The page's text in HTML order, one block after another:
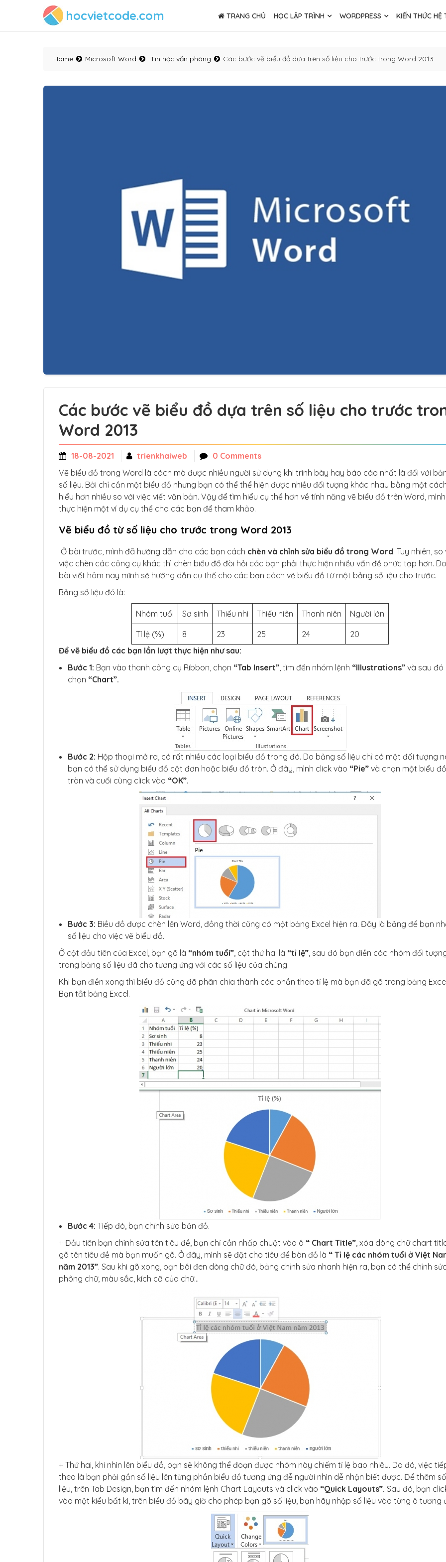
hocvietcode.com TRANG CHỦ HỌC LẬP TRÌNH WORDPRESS KIẾN THỨC HỆ
Home Microsoft Word Tin học văn phòng Các bước vẽ biểu đồ dựa trên số liệu cho trước trong Word 2013
Các bước vẽ biểu đồ dựa trên số liệu cho trước
Word 2013
18-08-2021 trienkhaiweb
0 Comments
Vẽ biểu đồ trong Word là cách mà được nhiều người sử dụng khi trình bày hay báo cáo nhất là đối với
số liệu. Bởi chỉ cần một biểu đồ nhưng bạn có thể thể hiện được nhiều đối tượng khác nhau bằng một
hiểu hơn nhiều so với việc viết văn bản. Vậy để tìm hiểu cụ thể hơn về tính năng vẽ biểu đồ trên Word,
thực hiện một ví dụ cụ thể cho các bạn để tham khảo.
Vẽ biểu đồ từ số liệu cho trước trong Word 2013
Ở bài trước, mình đã hướng dẫn cho các bạn cách chèn và chỉnh sửa biểu đồ trong Word. Tuy nhiên, so
việc chèn các công cụ khác thì chèn biểu đồ đòi hỏi các bạn phải thực hiện nhiều vấn đề phức tạp hơn.
bài viết hôm nay mĩnh sẽ hướng dẫn cụ thể cho các bạn cách vẽ biểu đồ từ một bảng số liệu cho trước.
Bảng số liệu đó là:
Nhóm tuổi Sơ sinh Thiếu nhi Thiếu niên Thanh niên Người lớn
Tỉ lệ (%) 8 23 25 24
20
Để vẽ biểu đồ các bạn lần lượt thực hiện như sau:
Bước 1: Bạn vào thanh công cụ Ribbon, chọn “Tab Insert”, tìm đến nhóm lệnh “IIIustrations” và sau đó
chọn “Chart”.
Bước 2: Hộp thoại mở ra, có rất nhiều các loại biểu đồ trong đó. Do bảng số liệu chỉ có một đối tượng
bạn có thể sử dụng biểu đồ cột đơn hoặc biểu đồ tròn. Ở đây, mình click vào “Pie” và chọn một biểu đồ
tròn và cuối cùng click vào “OK”.
Bước 3: Biều đồ được chèn lên Word, đồng thời cũng có một bảng Excel hiện ra. Đây là bảng để bạn
số liệu cho việc vẽ biểu đồ.
Ở cột đầu tiên của Excel, bạn gõ là “nhóm tuổi”, cột thứ hai là “tỉ lệ”, sau đó bạn điền các nhóm đối
trong bảng số liệu đã cho tương ứng với các số liệu của chúng.
Khi bạn điền xong thì biểu đồ cũng đã phân chia thành các phần theo tỉ lệ mà bạn đã gõ trong bảng
Bạn tắt bảng Excel.
Bước 4: Tiếp đó, bạn chỉnh sửa bản đồ.
+ Đầu tiên bạn chỉnh sửa tên tiêu đề, bạn chỉ cần nhấp chuột vào ô “ Chart Title”, xóa dòng chữ chart
gõ tên tiêu đề mà bạn muốn gõ. Ở đây, mình sẽ đặt cho tiêu để bàn đồ là “ Tỉ lệ các nhóm tuổi ở Việt
năm 2013”. Sau khi gõ xong, bạn bôi đen dòng chữ đó, bảng chỉnh sửa nhanh hiện ra, bạn có thể chỉnh
phông chữ, màu sắc, kích cỡ của chữ…
+ Thứ hai, khi nhìn lên biểu đồ, bạn sẽ không thể đoạn được nhóm này chiếm tỉ lệ bao nhiêu. Do đó, việc
theo là bạn phải gắn số liệu lên từng phần biểu đồ tương ứng đễ người nhìn dễ nhận biết được. Để thêm số
liệu, trên Tab Design, bạn tìm đến nhóm lệnh Chart Layouts và click vào “Quick Layouts”. Sau đó, bạn
vào một kiểu bất kì, trên biểu đồ bây giờ cho phép bạn gõ số liệu, bạn hãy nhập số liệu vào từng ô tương